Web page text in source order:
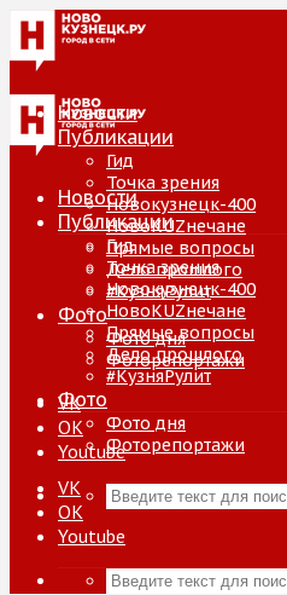
Новости
Публикации
Гид
Точка зрения
Новокузнецк-400
НовоKUZнечане
Прямые вопросы
Дело прошлого
#КузняРулит
Фото
Фото дня
Фоторепортажи
VK
ОК
Youtube
Новости
Публикации
Гид
Точка зрения
Новокузнецк-400
НовоKUZнечане
Прямые вопросы
Дело прошлого
#КузняРулит
Фото
Фото дня
Фоторепортажи
VK
ОК
Youtube